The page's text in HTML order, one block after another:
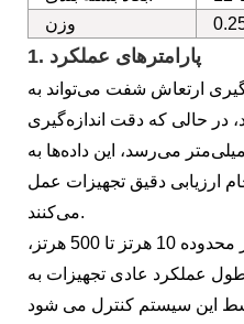
وزن
1. پارامترهای عملکرد
ارتعاش شفت می‌تواند به
برسد، در حالی که دقت اندازه‌گیری
شفت به 0.05 ± میلی‌متر می‌رسد، این داده‌ها به
ارزیابی دقیق تجهیزات عمل
می‌کنند.
در محدوده 10 هرتز تا 500 هرتز،
عملکرد عادی تجهیزات به